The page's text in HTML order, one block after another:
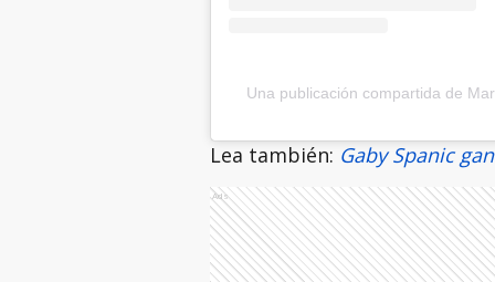
Una publicación compartida de
Lea también: Gaby Spanic
Ads